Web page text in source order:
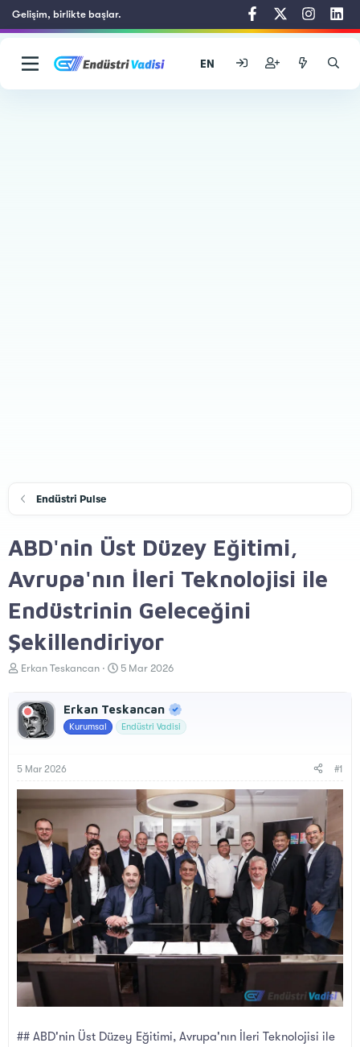
Gelişim, birlikte başlar.
EN
Endüstri Pulse
ABD'nin Üst Düzey Eğitimi,
Avrupa'nın İleri Teknolojisi ile
Endüstrinin Geleceğini
Şekillendiriyor
K
u
y
u
a
l
a
n
Erkan Teskancan
B
l
a
t
r
i
h
5 Mar 2026
Erkan Teskancan
Kurumsal Endüstri Vadisi
5 Mar 2026 #1
## ABD'nin Üst Düzey Eğitimi, Avrupa'nın İleri Teknolojisi ile